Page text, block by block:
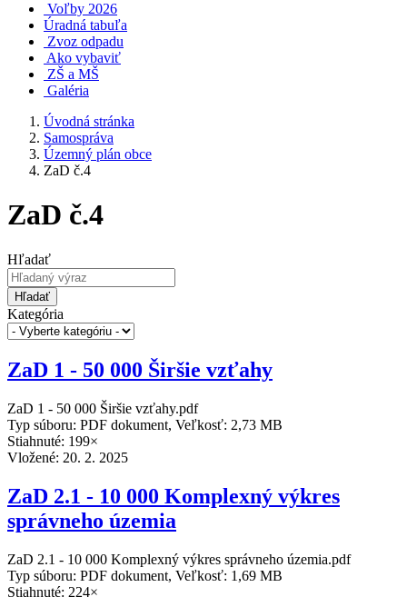
Voľby 2026
Úradná tabuľa
Zvoz odpadu
Ako vybaviť
ZŠ a MŠ
Galéria
Úvodná stránka
Samospráva
Územný plán obce
ZaD č.4
ZaD č.4
Hľadať
Hľadať
Kategória
ZaD 1 - 50 000 Širšie vzťahy
ZaD 1 - 50 000 Širšie vzťahy.pdf
Typ súboru: PDF dokument, Veľkosť: 2,73 MB
Stiahnuté: 199×
Vložené: 20. 2. 2025
ZaD 2.1 - 10 000 Komplexný výkres
správneho územia
ZaD 2.1 - 10 000 Komplexný výkres správneho územia.pdf
Typ súboru: PDF dokument, Veľkosť: 1,69 MB
Stiahnuté: 224×